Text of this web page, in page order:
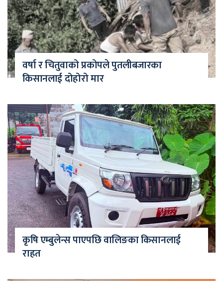
वर्षा र चितुवाको प्रकोपले पुतलीबजारका
किसानलाई दोहोरो मार
कृषि एम्बुलेन्स पाएपछि वालिङका किसानलाई
राहत